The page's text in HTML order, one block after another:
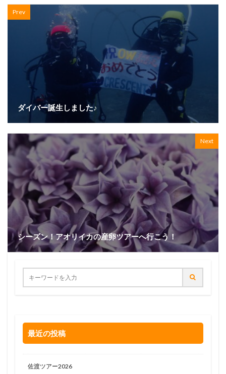
Prev
ダイバー誕生しました♪
Next
シーズン！アオリイカの産卵ツアーへ行こう！
最近の投稿
佐渡ツアー2026